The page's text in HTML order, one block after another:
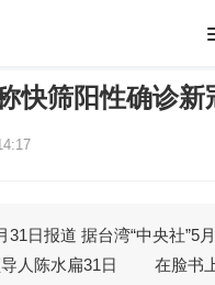
快筛阳性确诊新
日报道 据台湾“中央社”5
导人陈水扁31日 在脸书